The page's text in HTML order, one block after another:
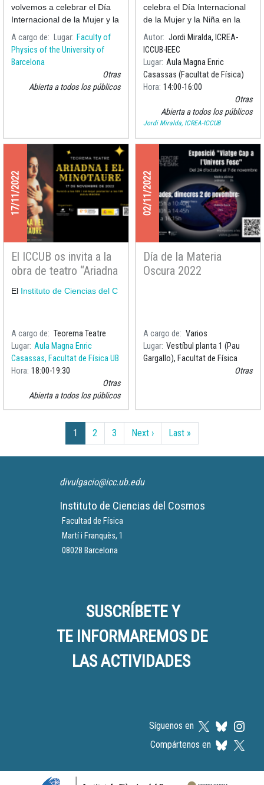
volvemos a celebrar el Día
Internacional de la Mujer y la
Niña en la Ciencia con
diferentes actividades y
charlas para contribuir a la
lucha por una ciencia más
equitativa y d
A cargo de Lugar Faculty of
Physics of the University of
Barcelona
Otras
Abierta a todos los públicos
celebra el Día Internacional
de la Mujer y la Niña en la
Ciencia.
Autor Jordi Miralda, ICREA-
ICCUB-IEEC
Lugar Aula Magna Enric
Casassas (Facultat de Física)
Hora 14:00 16:00
Otras
Abierta a todos los públicos
Jordi Miralda, ICREA-ICCUB
17/11/2022
El ICCUB os invita a la
obra de teatro “Ariadna
y el Minotauro”
El Instituto de Ciencias del C
A cargo de
Teorema Teatre
Lugar Aula Magna Enric
Casassas, Facultat de Física UB
Hora 18:00 19:30
Otras
Abierta a todos los públicos
02/11/2022
Día de la Materia
Oscura 2022
A cargo de
Varios
Lugar Vestíbul planta 1 (Pau
Gargallo), Facultat de Física
Otras
1 2 3 Next ›Siguiente página
Last »
divulgacio@icc.ub.edu
Instituto de Ciencias del Cosmos
Facultad de Física
Martí i Franquès, 1
08028 Barcelona
SUSCRÍBETE Y
TE INFORMAREMOS DE
LAS ACTIVIDADES
Síguenos en
Compártenos en